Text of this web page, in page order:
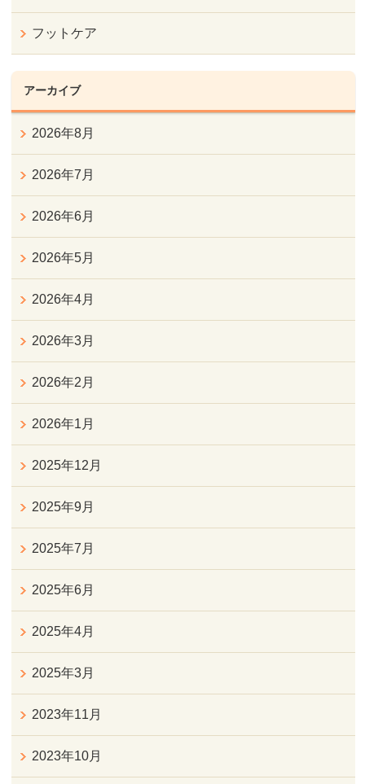
フットケア
アーカイブ
2026年8月
2026年7月
2026年6月
2026年5月
2026年4月
2026年3月
2026年2月
2026年1月
2025年12月
2025年9月
2025年7月
2025年6月
2025年4月
2025年3月
2023年11月
2023年10月